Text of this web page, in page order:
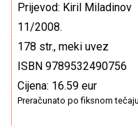
Prijevod: Kiril Miladinov
11/2008.
178 str., meki uvez
ISBN 9789532490756
Cijena: 16.59 eur
Preračunato po fiksnom